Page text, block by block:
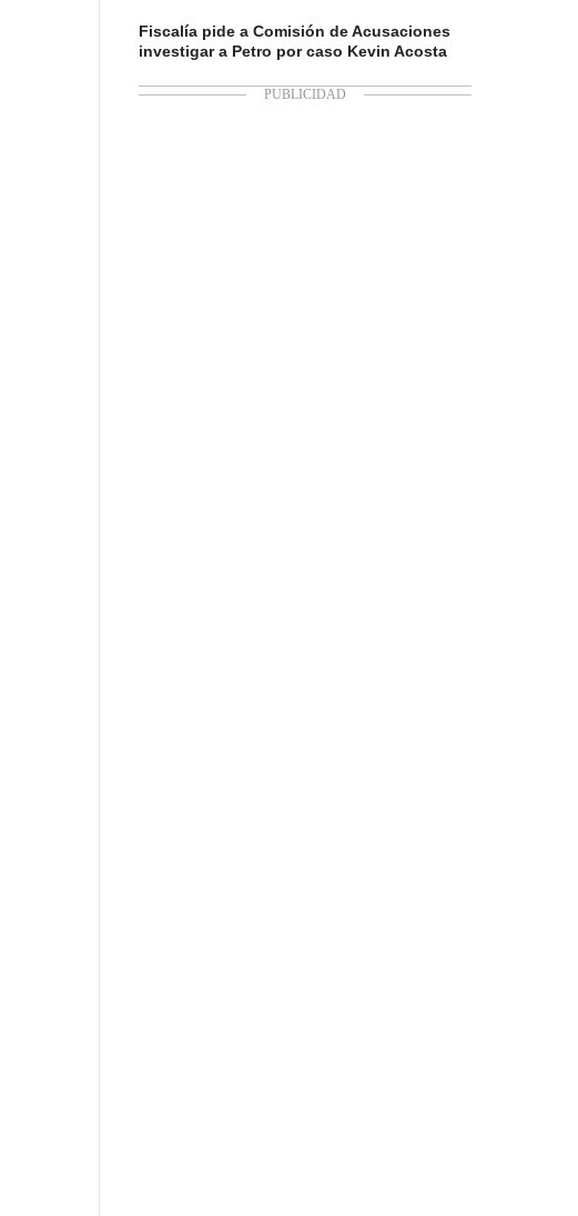
Fiscalía pide a Comisión de Acusaciones
investigar a Petro por caso Kevin Acosta